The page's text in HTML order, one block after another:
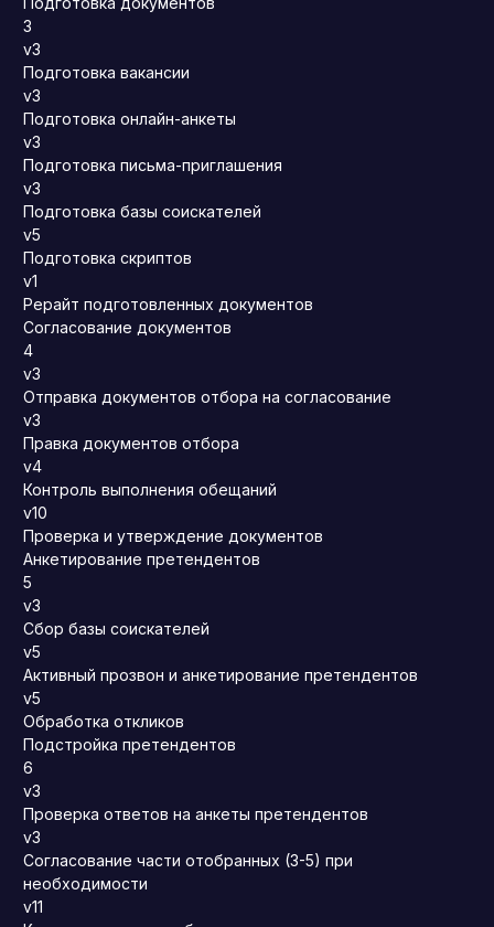
3
v3
Подготовка вакансии
v3
Подготовка онлайн-анкеты
v3
Подготовка письма-приглашения
v3
Подготовка базы соискателей
v5
Подготовка скриптов
v1
Рерайт подготовленных документов
Согласование документов
4
v3
Отправка документов отбора на согласование
v3
Правка документов отбора
v4
Контроль выполнения обещаний
v10
Проверка и утверждение документов
Анкетирование претендентов
5
v3
Сбор базы соискателей
v5
Активный прозвон и анкетирование претендентов
v5
Обработка откликов
Подстройка претендентов
6
v3
Проверка ответов на анкеты претендентов
v3
Согласование части отобранных (3-5) при
необходимости
v11